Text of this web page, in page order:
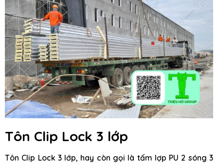
Tôn Clip Lock 3 lớp
Tôn Clip Lock 3 lớp, hay còn gọi là tấm lợp PU 2 sóng 3